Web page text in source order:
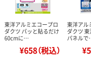
東洋アルミエコープロ
ダクツ パッと貼るだけ
60cmに…
¥658（税込）
東洋アル
ダクツ
パネル